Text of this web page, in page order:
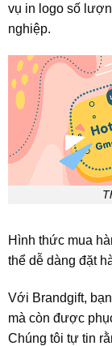
vụ in logo số
nghiệp.
Hình thức mua
thể dễ dàng đặt
Với Brandgift,
mà còn được
Chúng tôi tự tin